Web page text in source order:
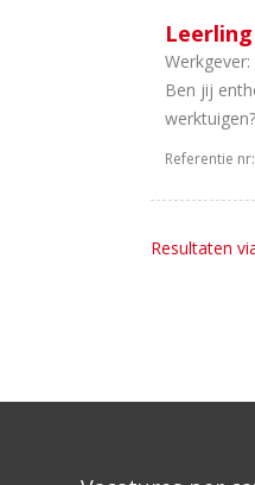
Werkgever:
Ben jij
Referentie nr:
Resultaten